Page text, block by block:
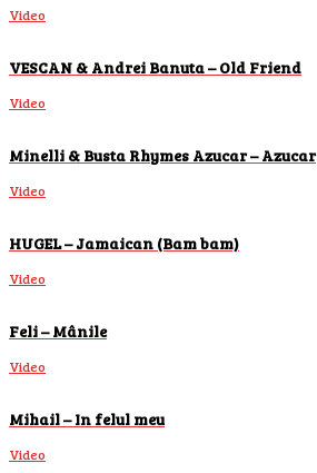
Video
VESCAN & Andrei Banuta – Old Friend
Video
Minelli & Busta Rhymes Azucar – Azucar
Video
HUGEL – Jamaican (Bam bam)
Video
Feli – Mânile
Video
Mihail – In felul meu
Video